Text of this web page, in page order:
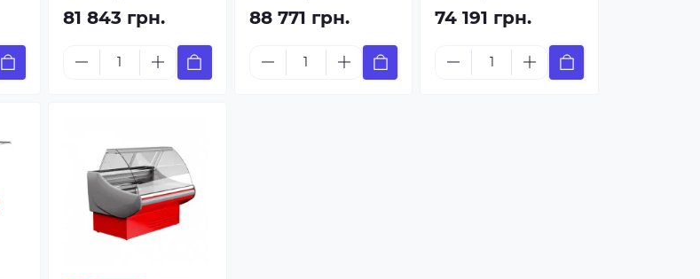
81 843 грн. 88 771 грн. 74 191 грн.